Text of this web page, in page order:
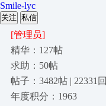
Smile-lyc
关注 私信
[管理员]
精华：127帖
求助：50帖
帖子：3482帖 | 22331回
年度积分：1963